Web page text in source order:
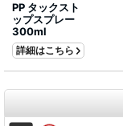
PP タックスト
ップスプレー
300ml
詳細はこちら